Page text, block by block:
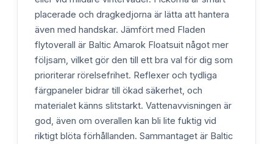
placerade och dragkedjorna är lätta att hantera
även med handskar. Jämfört med Fladen
flytoverall är Baltic Amarok Floatsuit något mer
följsam, vilket gör den till ett bra val för dig som
prioriterar rörelsefrihet. Reflexer och tydliga
färgpaneler bidrar till ökad säkerhet, och
materialet känns slitstarkt. Vattenavvisningen är
god, även om overallen kan bli lite fuktig vid
riktigt blöta förhållanden. Sammantaget är Baltic